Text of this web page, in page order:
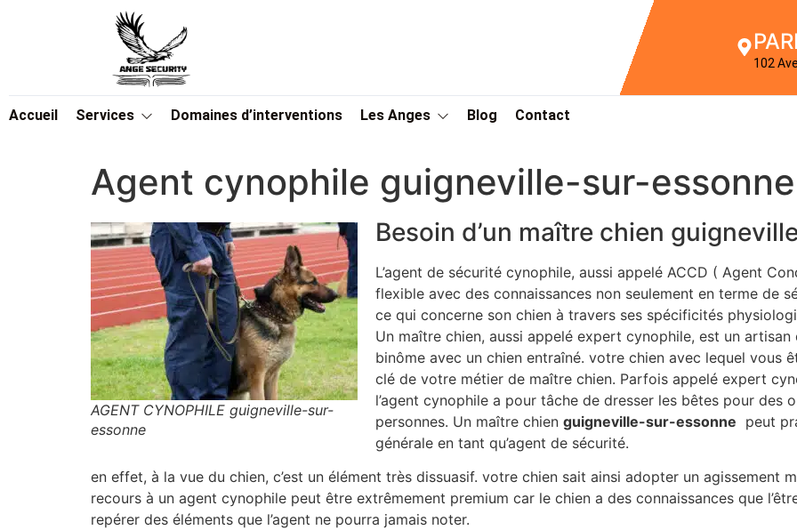
102
Accueil Services Domaines d’interventions Les Anges Blog Contact
Agent cynophile guigneville-sur-essonne
AGENT CYNOPHILE guigneville-sur-
essonne
Besoin d’un maître chien
L’agent de sécurité cynophile, aussi appelé ACCD ( Agent
flexible avec des connaissances non seulement en terme de
ce qui concerne son chien à travers ses spécificités
Un maître chien, aussi appelé expert cynophile, est un
binôme avec un chien entraîné. votre chien avec lequel vous
clé de votre métier de maître chien. Parfois appelé expert
l’agent cynophile a pour tâche de dresser les bêtes pour des
personnes. Un maître chien guigneville-sur-essonne peut
générale en tant qu’agent de sécurité.
en effet, à la vue du chien, c’est un élément très dissuasif. votre chien sait ainsi adopter un agissement
recours à un agent cynophile peut être extrêmement premium car le chien a des connaissances que
repérer des éléments que l’agent ne pourra jamais noter.